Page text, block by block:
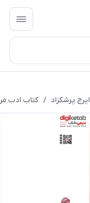
ایرج پزشکزاد / کتاب ادب